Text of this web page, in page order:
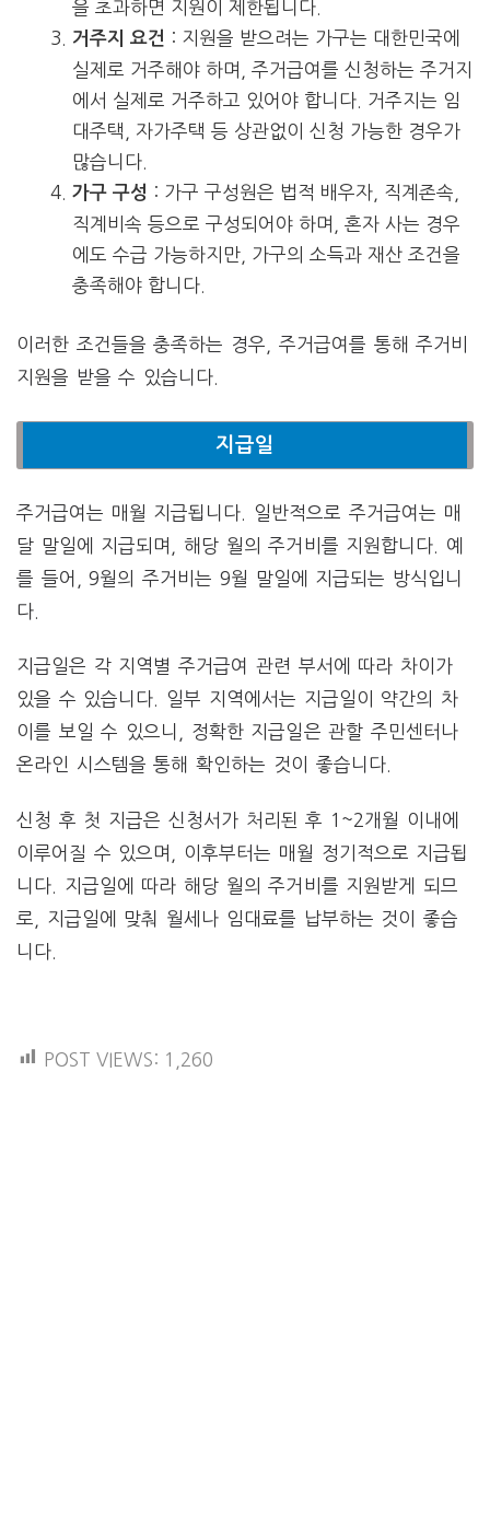
을 초과하면 지원이 제한됩니다.
거주지 요건 : 지원을 받으려는 가구는 대한민국에
실제로 거주해야 하며, 주거급여를 신청하는 주거지
에서 실제로 거주하고 있어야 합니다. 거주지는 임
대주택, 자가주택 등 상관없이 신청 가능한 경우가
많습니다.
가구 구성 : 가구 구성원은 법적 배우자, 직계존속,
직계비속 등으로 구성되어야 하며, 혼자 사는 경우
에도 수급 가능하지만, 가구의 소득과 재산 조건을
충족해야 합니다.
이러한 조건들을 충족하는 경우, 주거급여를 통해 주거비
지원을 받을 수 있습니다.
지급일
주거급여는 매월 지급됩니다. 일반적으로 주거급여는 매
달 말일에 지급되며, 해당 월의 주거비를 지원합니다. 예
를 들어, 9월의 주거비는 9월 말일에 지급되는 방식입니
다.
지급일은 각 지역별 주거급여 관련 부서에 따라 차이가
있을 수 있습니다. 일부 지역에서는 지급일이 약간의 차
이를 보일 수 있으니, 정확한 지급일은 관할 주민센터나
온라인 시스템을 통해 확인하는 것이 좋습니다.
신청 후 첫 지급은 신청서가 처리된 후 1~2개월 이내에
이루어질 수 있으며, 이후부터는 매월 정기적으로 지급됩
니다. 지급일에 따라 해당 월의 주거비를 지원받게 되므
로, 지급일에 맞춰 월세나 임대료를 납부하는 것이 좋습
니다.
POST VIEWS: 1,260